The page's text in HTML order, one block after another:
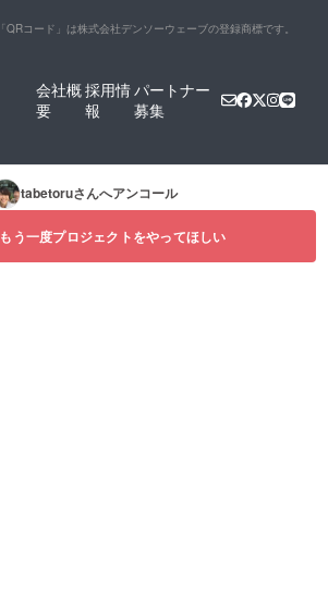
「QRコード」は株式会社デンソーウェーブの登録商標です。
会社概
要
採用情
報
パートナー
募集
tabetoruさんへアンコール
もう一度プロジェクトをやってほしい